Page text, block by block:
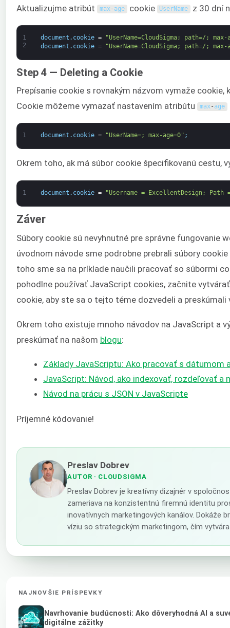
Aktualizujme atribút max- age cookie UserName z 30 dní
1
2
document . cookie =
"UserName=CloudSigma; path=/; max-
document . cookie = "UserName=CloudSigma; path=/; max-
Step 4 — Deleting a Cookie
Prepísanie cookie s rovnakým názvom vymaže
Cookie môžeme vymazať nastavením atribútu
max- age
1 document . cookie = "UserName=; max-age=0" ;
Okrem toho, ak má súbor cookie špecifikovanú cestu,
1 document . cookie = "Username = ExcellentDesign; Path
Záver
Súbory cookie sú nevyhnutné pre správne fungovanie
úvodnom návode sme podrobne prebrali súbory
toho sme sa na príklade naučili pracovať so súbormi
pohodlne používať JavaScript cookies, začnite
cookie, aby ste sa o tejto téme dozvedeli a preskúmali
Okrem toho existuje mnoho návodov na JavaScript a
preskúmať na našom blogu:
Základy JavaScriptu: Ako pracovať s dátumom
JavaScript: Návod, ako indexovať, rozdeľovať a
Návod na prácu s JSON v JavaScripte
Príjemné kódovanie!
Preslav Dobrev
AUTOR · CLOUDSIGMA
Preslav Dobrev je kreatívny dizajnér v
zameriava na konzistentnú firemnú identitu
inovatívnych marketingových kanálov. Dokáže
víziu so strategickým marketingom, čím
NAJNOVŠIE PRÍSPEVKY
Navrhovanie budúcnosti: Ako dôveryhodná AI a
digitálne zážitky